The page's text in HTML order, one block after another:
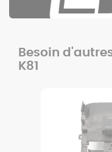
Besoin
K81